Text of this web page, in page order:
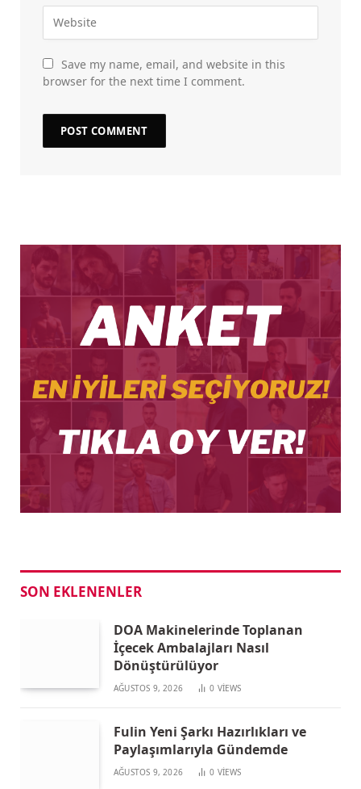
Save my name, email, and website in this
browser for the next time I comment.
SON EKLENENLER
DOA Makinelerinde Toplanan
İçecek Ambalajları Nasıl
Dönüştürülüyor
AĞUSTOS 9, 2026 0 VIEWS
Fulin Yeni Şarkı Hazırlıkları ve
Paylaşımlarıyla Gündemde
AĞUSTOS 9, 2026 0 VIEWS